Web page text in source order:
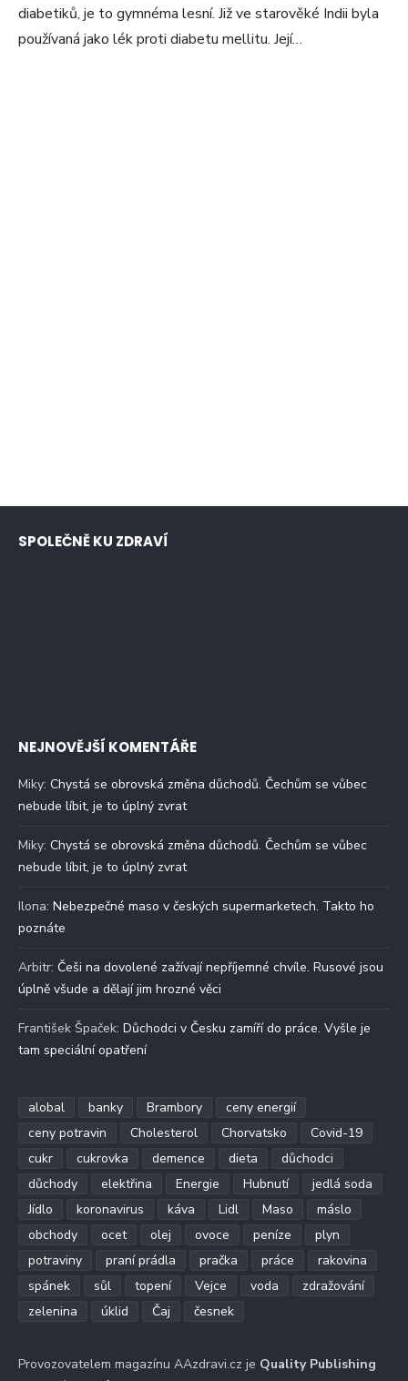
diabetiků, je to gymnéma lesní. Již ve starověké Indii byla
používaná jako lék proti diabetu mellitu. Její…
SPOLEČNĚ KU ZDRAVÍ
NEJNOVĚJŠÍ KOMENTÁŘE
Miky: Chystá se obrovská změna důchodů. Čechům se vůbec
nebude líbit, je to úplný zvrat
Miky: Chystá se obrovská změna důchodů. Čechům se vůbec
nebude líbit, je to úplný zvrat
Ilona: Nebezpečné maso v českých supermarketech. Takto ho
poznáte
Arbitr: Češi na dovolené zažívají nepříjemné chvíle. Rusové jsou
úplně všude a dělají jim hrozné věci
František Špaček: Důchodci v Česku zamíří do práce. Vyšle je
tam speciální opatření
alobal banky Brambory
ceny energií
ceny potravin
Cholesterol Chorvatsko
Covid-19
cukr
cukrovka demence dieta
důchodci
důchody
elektřina Energie Hubnutí
jedlá soda
Jídlo
koronavirus káva Lidl Maso
máslo
obchody
ocet olej ovoce peníze
plyn
potraviny
praní prádla pračka práce
rakovina
spánek
sůl topení Vejce voda
zdražování
zelenina
úklid Čaj česnek
Provozovatelem magazínu AAzdravi.cz je Quality Publishing